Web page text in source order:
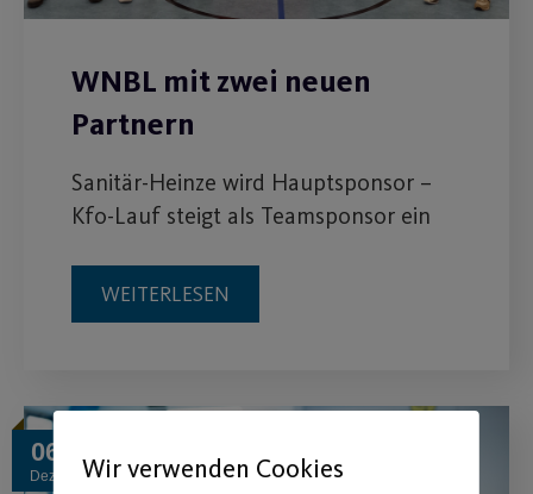
WNBL mit zwei neuen
Partnern
Sanitär-Heinze wird Hauptsponsor –
Kfo-Lauf steigt als Teamsponsor ein
WEITERLESEN
06
Dez. Wir verwenden Cookies